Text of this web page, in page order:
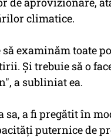
climatice.
să examinăm toate
Şi trebuie să o
a subliniat ea.
sa, a fi pregătit în
puternice de